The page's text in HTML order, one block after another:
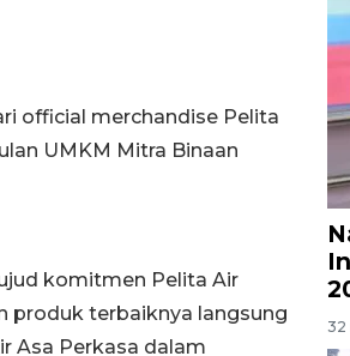
official merchandise Pelita
UMKM Mitra Binaan
komitmen Pelita Air
produk terbaiknya langsung
Asa Perkasa dalam
32